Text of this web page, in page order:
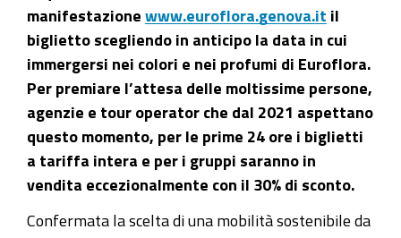
manifestazione www.euroflora.genova.it il
biglietto scegliendo in anticipo la data in cui
immergersi nei colori e nei profumi di Euroflora.
Per premiare l’attesa delle moltissime persone,
agenzie e tour operator che dal 2021 aspettano
questo momento, per le prime 24 ore i biglietti
a tariffa intera e per i gruppi saranno in
vendita eccezionalmente con il 30% di sconto.
Confermata la scelta di una mobilità sostenibile da